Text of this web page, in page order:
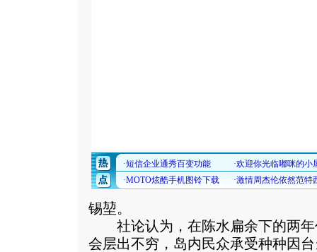
锡堃。
社论认为，在陈水扁余下的两年
会层出不穷，岛内民众承受种种因